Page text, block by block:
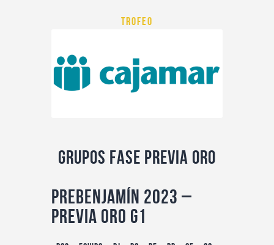
Trofeo
Grupos Fase previa Oro
Prebenjamín 2023 –
Previa Oro G1